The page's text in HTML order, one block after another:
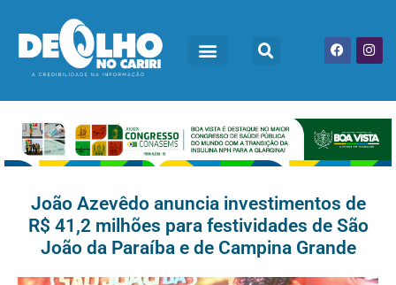
João Azevêdo anuncia investimentos de
R$ 41,2 milhões para festividades de São
João da Paraíba e de Campina Grande